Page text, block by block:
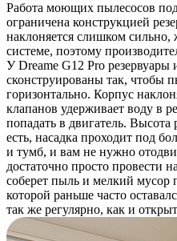
Работа моющих пылесосов
ограничена конструкцией
наклоняется слишком сильно,
системе, поэтому
У Dreame G12 Pro
сконструированы так, чтобы
горизонтально. Корпус
клапанов удерживает воду в
попадать в двигатель.
есть, насадка проходит под
и тумб, и вам не нужно
достаточно просто провести
соберет пыль и мелкий мусор
которой раньше часто
так же регулярно, как и